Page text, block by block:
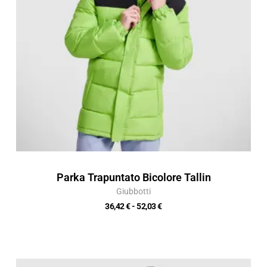
Parka Trapuntato Bicolore Tallin
Giubbotti
36,42€- 52,03€